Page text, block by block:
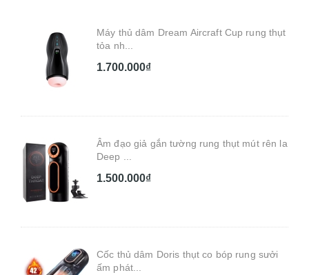
Máy thủ dâm Dream Aircraft Cup rung thụt
tỏa nh...
1.700.000₫
Âm đạo giả gắn tường rung thụt mút rên la
Deep ...
1.500.000₫
Cốc thủ dâm Doris thụt co bóp rung sưởi
ấm phát...